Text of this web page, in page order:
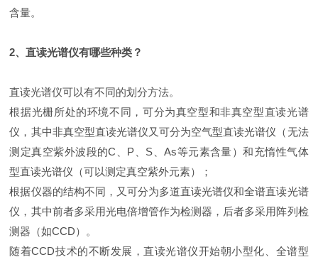
含量。
2、直读光谱仪有哪些种类？
直读光谱仪可以有不同的划分方法。
根据光栅所处的环境不同，可分为真空型和非真空型直读光谱
仪，其中非真空型直读光谱仪又可分为空气型直读光谱仪（无法
测定真空紫外波段的C、P、S、As等元素含量）和充惰性气体
型直读光谱仪（可以测定真空紫外元素）；
根据仪器的结构不同，又可分为多道直读光谱仪和全谱直读光谱
仪，其中前者多采用光电倍增管作为检测器，后者多采用阵列检
测器（如CCD）。
随着CCD技术的不断发展，直读光谱仪开始朝小型化、全谱型